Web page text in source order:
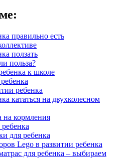
правильно есть
ползать
польза?
к школе
ребенка
кататься на двухколесном
на кормления
для ребенка
Lego в развитии ребенка
для ребенка – выбираем